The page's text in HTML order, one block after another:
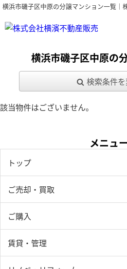
横浜市磯子区中原の分譲マンション一覧｜
横浜市磯子区中原の
検索条件
該当物件はございません。
メニュ
トップ
ご売却・買取
ご購入
賃貸・管理